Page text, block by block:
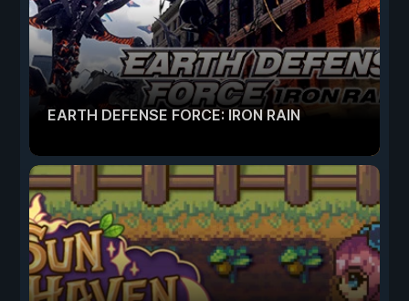
EARTH DEFENSE FORCE: IRON RAIN